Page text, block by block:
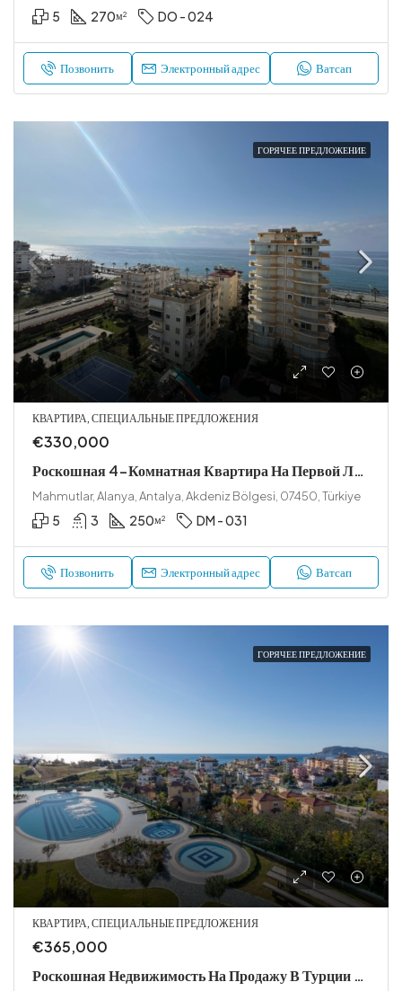
5 270м² DO - 024
Позвонить Электронный адрес Ватсап
ГОРЯЧЕЕ ПРЕДЛОЖЕНИЕ
КВАРТИРА, СПЕЦИАЛЬНЫЕ ПРЕДЛОЖЕНИЯ
€330,000
Роскошная 4-Комнатная Квартира На Первой Линии В Махмутларе
Mahmutlar, Alanya, Antalya, Akdeniz Bölgesi, 07450, Türkiye
5 3 250м² DM - 031
Позвонить Электронный адрес Ватсап
ГОРЯЧЕЕ ПРЕДЛОЖЕНИЕ
КВАРТИРА, СПЕЦИАЛЬНЫЕ ПРЕДЛОЖЕНИЯ
€365,000
Роскошная Недвижимость На Продажу В Турции – 3+1 С Видом На Море